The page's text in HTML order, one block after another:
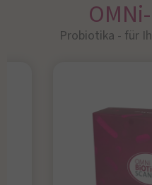
Probiotika - für